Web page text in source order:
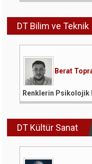
DT Bilim ve Teknik
Berat
Renklerin Psikolojik
DT Kültür Sanat